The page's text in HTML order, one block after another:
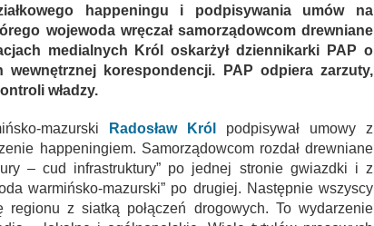
happeningu i podpisywania umów na
wojewoda wręczał samorządowcom drewniane
medialnych Król oskarżył dziennikarki PAP o
korespondencji. PAP odpiera zarzuty,
władzy.
mazurski Radosław Król
podpisywał umowy z
happeningiem. Samorządowcom rozdał drewniane
– cud infrastruktury” po jednej stronie gwiazdki i z
warmińsko-mazurski” po drugiej. Następnie wszyscy
regionu z siatką połączeń drogowych. To wydarzenie